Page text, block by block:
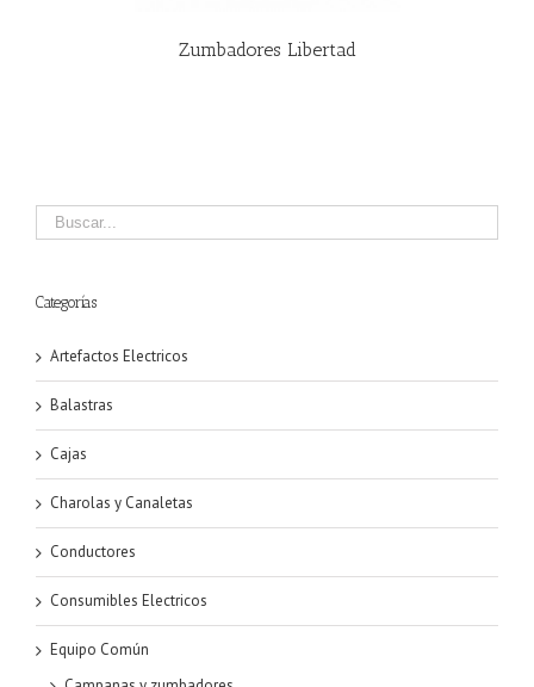
Zumbadores Libertad
Categorías
Artefactos Electricos
Balastras
Cajas
Charolas y Canaletas
Conductores
Consumibles Electricos
Equipo Común